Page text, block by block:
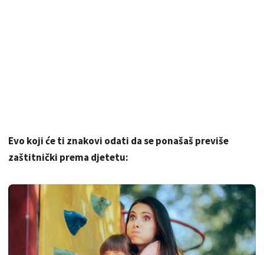
Evo koji će ti znakovi odati da se ponašaš previše
zaštitnički prema djetetu: